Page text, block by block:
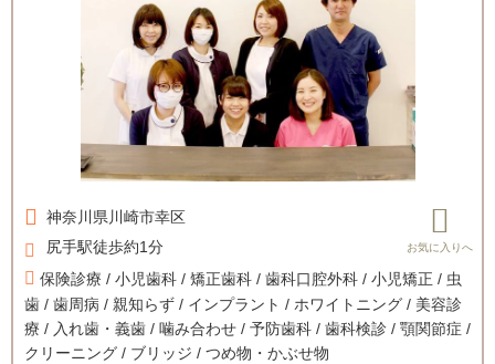
神奈川県 川崎市幸区
尻手駅徒歩約1分
保険診療 / 小児歯科 / 矯正歯科 / 歯科口腔外科 / 小児矯正 / 虫
歯 / 歯周病 / 親知らず / インプラント / ホワイトニング / 美容診
療 / 入れ歯・義歯 / 噛み合わせ / 予防歯科 / 歯科検診 / 顎関節症 /
クリーニング / ブリッジ / つめ物・かぶせ物